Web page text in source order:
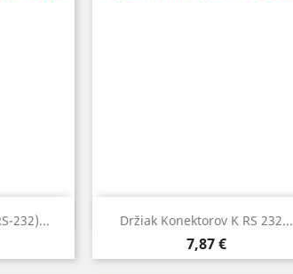
232)... Držiak Konektorov K RS 232...
Cena
7,87 €
Rýchly náhľad